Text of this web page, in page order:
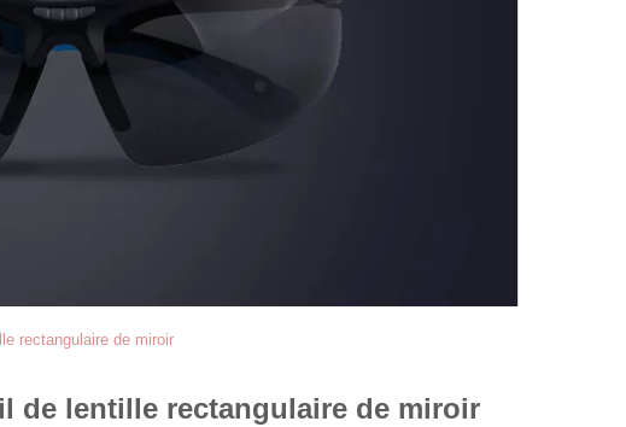
rectangulaire de miroir
de lentille rectangulaire de miroir